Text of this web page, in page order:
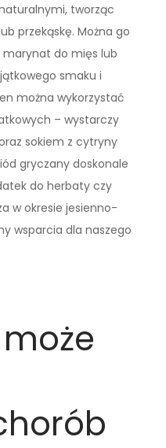
tworząc
przekąskę. Można go
marynat do mięs lub
smaku i
można wykorzystać
– wystarczy
sokiem z cytryny
gryczany doskonale
do herbaty czy
w okresie jesienno-
wsparcia dla naszego